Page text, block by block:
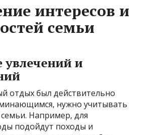
интересов и
семьи
и
отдых был действительно
нужно учитывать
Например, для
подойдут походы и